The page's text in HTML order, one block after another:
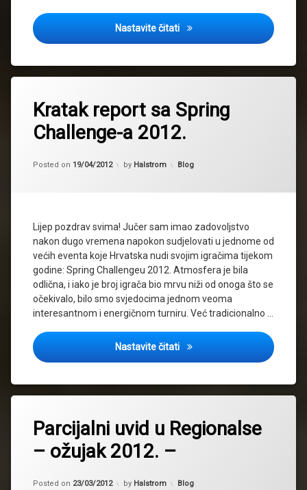
Nastavite čitati Report : Regionalsi
Kratak report sa Spring
Challenge-a 2012.
Posted on 19/04/2012
Updated on 19/04/2012
by Halstrom Kategorije:
Blog
Lijep pozdrav svima! Jučer sam imao zadovoljstvo
nakon dugo vremena napokon sudjelovati u jednome od
većih eventa koje Hrvatska nudi svojim igračima tijekom
godine: Spring Challengeu 2012. Atmosfera je bila
odlična, i iako je broj igrača bio mrvu niži od onoga što se
očekivalo, bilo smo svjedocima jednom veoma
interesantnom i energičnom turniru. Već tradicionalno …
Nastavite čitati Kratak report sa Spring
Parcijalni uvid u Regionalse
– ožujak 2012. –
Posted on 23/03/2012
Updated on 23/03/2012
by Halstrom Kategorije:
Blog